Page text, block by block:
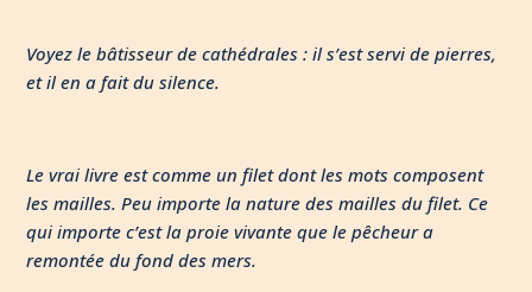
Voyez le bâtisseur de cathédrales : il s’est servi de pierres,
et il en a fait du silence.
Le vrai livre est comme un filet dont les mots composent
les mailles. Peu importe la nature des mailles du filet. Ce
qui importe c’est la proie vivante que le pêcheur a
remontée du fond des mers.